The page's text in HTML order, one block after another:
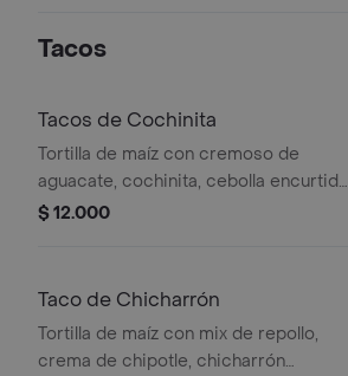
Tacos
Tacos de Cochinita
Tortilla de maíz con cremoso de
aguacate, cochinita, cebolla encurtida
y cilantro.
$ 12.000
Taco de Chicharrón
Tortilla de maíz con mix de repollo,
crema de chipotle, chicharrón